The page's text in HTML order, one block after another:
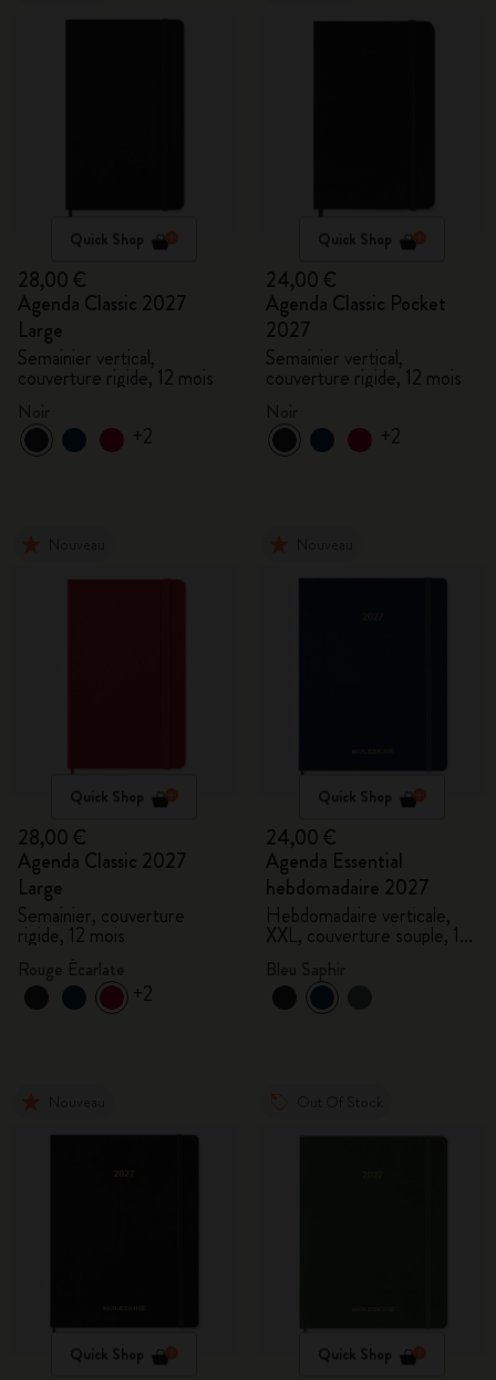
Quick Shop
28,00 €
Agenda Classic 2027
Large
Semainier vertical,
couverture rigide, 12 mois
+2
Quick Shop
24,00 €
Agenda Classic Pocket
2027
Semainier vertical,
couverture rigide, 12 mois
+2
Quick Shop
28,00 €
Agenda Classic 2027
Large
Semainier, couverture
rigide, 12 mois
+2
Quick Shop
24,00 €
Agenda Essential
hebdomadaire 2027
Hebdomadaire verticale,
XXL, couverture souple, 15
mois
Quick Shop Quick Shop